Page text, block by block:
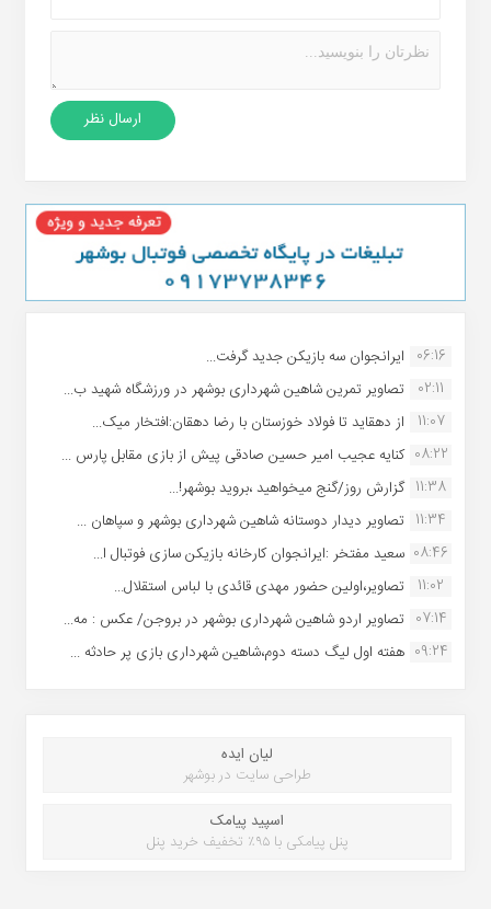
06:16 ایرانجوان سه بازیکن جدید گرفت...
02:11
تصاویر تمرین شاهین شهردارى بوشهر در ورزشگاه شهید ب...
11:07
از دهقاید تا فولاد خوزستان با رضا دهقان:افتخار میک...
08:22 کنایه عجیب امیر حسین صادقی پیش از بازی مقابل پارس ...
11:38 گزارش روز/گنج میخواهید ،بروید بوشهر!...
11:34 تصاویر دیدار دوستانه شاهین شهردارى بوشهر و سپاهان ...
08:46 سعید مفتخر :ایرانجوان کارخانه بازیکن سازی فوتبال ا...
11:02
تصاویر،اولین حضور مهدی قائدی با لباس استقلال...
07:14 تصاویر اردو شاهین شهرداری بوشهر در بروجن/ عکس : مه...
09:24 هفته اول لیگ دسته دوم،شاهین شهرداری بازی پر حادثه ...
لیان ایده
طراحی سایت در بوشهر
اسپید پیامک
پنل پیامکی با ۹۵٪ تخفیف خرید پنل